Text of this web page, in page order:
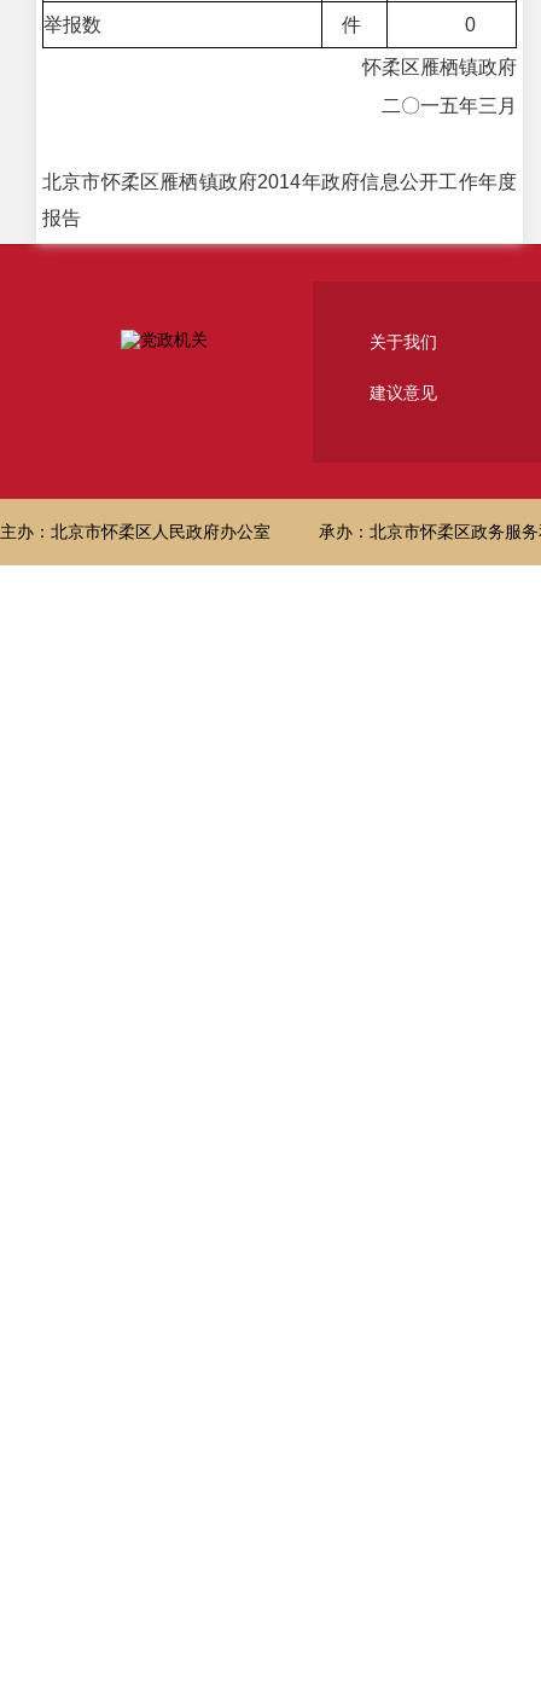
举报数 件 0
怀柔区雁栖镇政府
二〇一五年三月
北京市怀柔区雁栖镇政府2014年政府信息公开工作年度
报告
关于我们
建议意见
主办：北京市怀柔区人民政府办公室 承办：北京市怀柔区政务服